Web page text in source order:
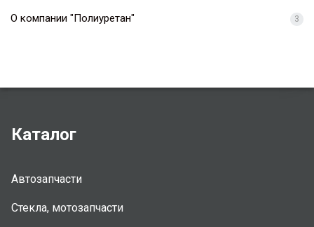
О компании "Полиуретан" 3
Каталог
Автозапчасти
Стекла, мотозапчасти